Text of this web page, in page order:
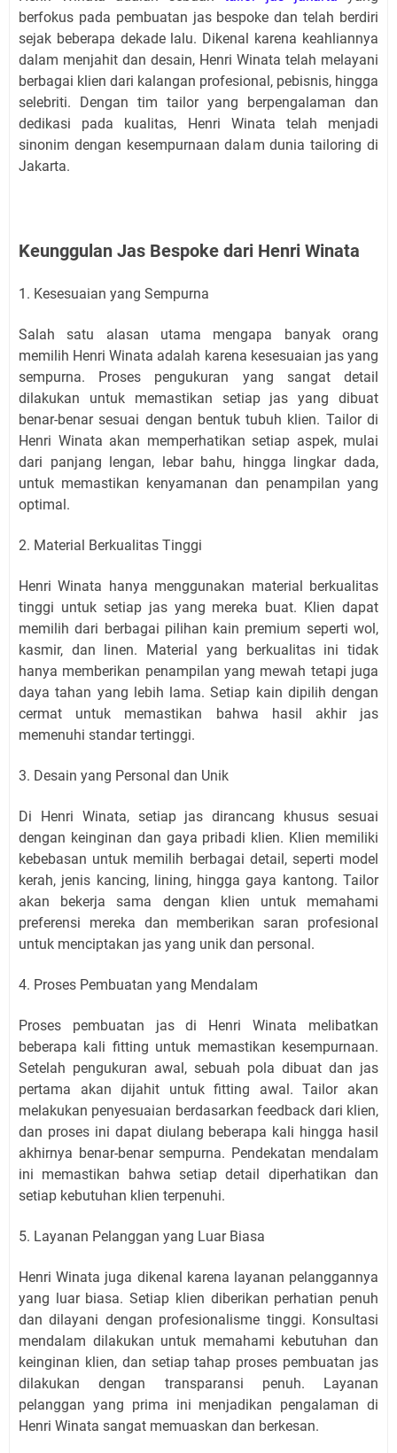
berfokus pada pembuatan jas bespoke dan telah berdiri
sejak beberapa dekade lalu. Dikenal karena keahliannya
dalam menjahit dan desain, Henri Winata telah melayani
berbagai klien dari kalangan profesional, pebisnis, hingga
selebriti. Dengan tim tailor yang berpengalaman dan
dedikasi pada kualitas, Henri Winata telah menjadi
sinonim dengan kesempurnaan dalam dunia tailoring di
Jakarta.
Keunggulan Jas Bespoke dari Henri Winata
1. Kesesuaian yang Sempurna
Salah satu alasan utama mengapa banyak orang
memilih Henri Winata adalah karena kesesuaian jas yang
sempurna. Proses pengukuran yang sangat detail
dilakukan untuk memastikan setiap jas yang dibuat
benar-benar sesuai dengan bentuk tubuh klien. Tailor di
Henri Winata akan memperhatikan setiap aspek, mulai
dari panjang lengan, lebar bahu, hingga lingkar dada,
untuk memastikan kenyamanan dan penampilan yang
optimal.
2. Material Berkualitas Tinggi
Henri Winata hanya menggunakan material berkualitas
tinggi untuk setiap jas yang mereka buat. Klien dapat
memilih dari berbagai pilihan kain premium seperti wol,
kasmir, dan linen. Material yang berkualitas ini tidak
hanya memberikan penampilan yang mewah tetapi juga
daya tahan yang lebih lama. Setiap kain dipilih dengan
cermat untuk memastikan bahwa hasil akhir jas
memenuhi standar tertinggi.
3. Desain yang Personal dan Unik
Di Henri Winata, setiap jas dirancang khusus sesuai
dengan keinginan dan gaya pribadi klien. Klien memiliki
kebebasan untuk memilih berbagai detail, seperti model
kerah, jenis kancing, lining, hingga gaya kantong. Tailor
akan bekerja sama dengan klien untuk memahami
preferensi mereka dan memberikan saran profesional
untuk menciptakan jas yang unik dan personal.
4. Proses Pembuatan yang Mendalam
Proses pembuatan jas di Henri Winata melibatkan
beberapa kali fitting untuk memastikan kesempurnaan.
Setelah pengukuran awal, sebuah pola dibuat dan jas
pertama akan dijahit untuk fitting awal. Tailor akan
melakukan penyesuaian berdasarkan feedback dari klien,
dan proses ini dapat diulang beberapa kali hingga hasil
akhirnya benar-benar sempurna. Pendekatan mendalam
ini memastikan bahwa setiap detail diperhatikan dan
setiap kebutuhan klien terpenuhi.
5. Layanan Pelanggan yang Luar Biasa
Henri Winata juga dikenal karena layanan pelanggannya
yang luar biasa. Setiap klien diberikan perhatian penuh
dan dilayani dengan profesionalisme tinggi. Konsultasi
mendalam dilakukan untuk memahami kebutuhan dan
keinginan klien, dan setiap tahap proses pembuatan jas
dilakukan dengan transparansi penuh. Layanan
pelanggan yang prima ini menjadikan pengalaman di
Henri Winata sangat memuaskan dan berkesan.